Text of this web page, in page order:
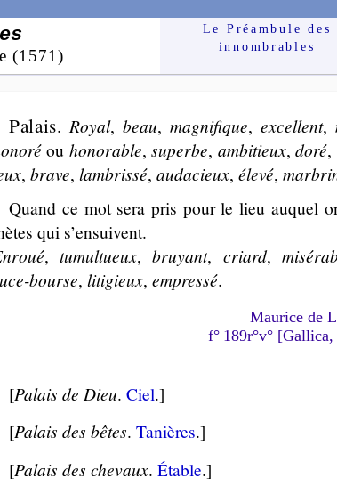
(1571)
Le Préam­bule des
innom­brables
Palais. Royal, beau, ma­gni­fique, excel­lent,
ou ho­no­rable,su­perbe, am­bi­tieux,do­ré,
, brave, lam­bris­sé, au­da­cieux, éle­vé,
Quand ce mot sera pris pour le lieu auquel
qui s’ensuivent.
, tu­mul­tueux,bruyant, criard,
bourse, li­ti­gieux, em­pres­sé.
Maurice de
f° 189r°v°
[Palais de Dieu.Ciel.]
[Palais des bêtes.Ta­nières.]
[Palais des chevaux.Étable.]